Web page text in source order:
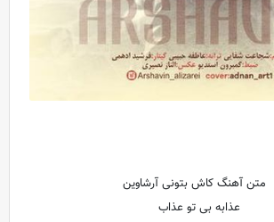
متن آهنگ کاش بتونی آرشاوین
عذابه بی تو عذاب